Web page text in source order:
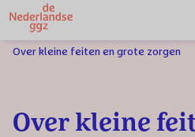
Spring naar hoofdinhoud
Homepage
Over kleine feiten en grote zorgen
Over kleine